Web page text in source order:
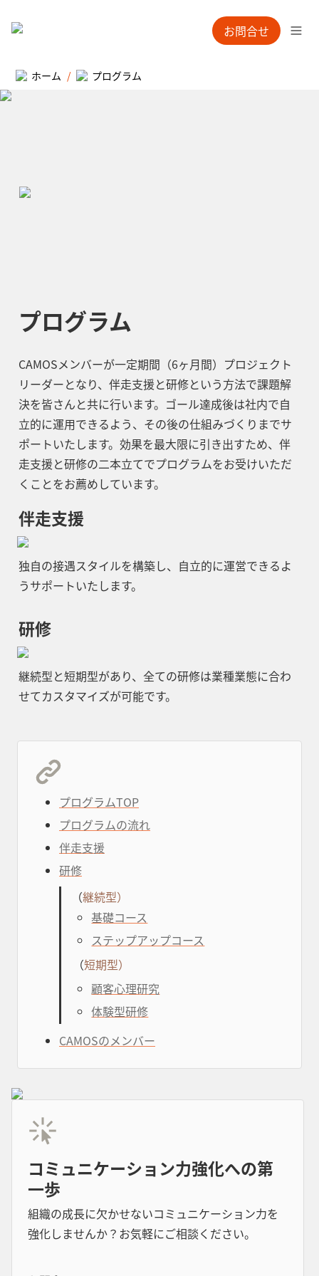
お問合せ
ホーム / プログラム
プログラム
CAMOSメンバーが一定期間（6ヶ月間）プロジェクト
リーダーとなり、伴走支援と研修という方法で課題解
決を皆さんと共に行います。ゴール達成後は社内で自
立的に運用できるよう、その後の仕組みづくりまでサ
ポートいたします。効果を最大限に引き出すため、 伴
走支援と研修の二本立てでプログラムをお受けいただ
くことをお薦めしています。
伴走支援
独自の接遇スタイルを構築し、自立的に運営できるよ
うサポートいたします。
研修
継続型と短期型があり、全ての研修は業種業態に合わ
せてカスタマイズが可能です。
プログラムTOP
プログラムの流れ
伴走支援
研修
（継続型）
基礎コース
ステップアップコース
（短期型）
顧客心理研究
体験型研修
CAMOSのメンバー
コミュニケーション力強化への第
一歩
組織の成長に欠かせないコミュニケーション力を
強化しませんか？お気軽にご相談ください。